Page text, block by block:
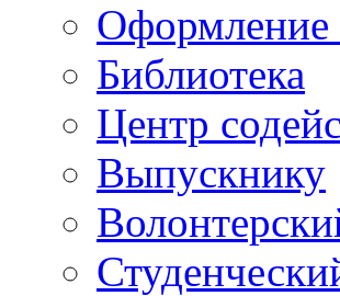
Оформление
Библиотека
Центр
Выпускнику